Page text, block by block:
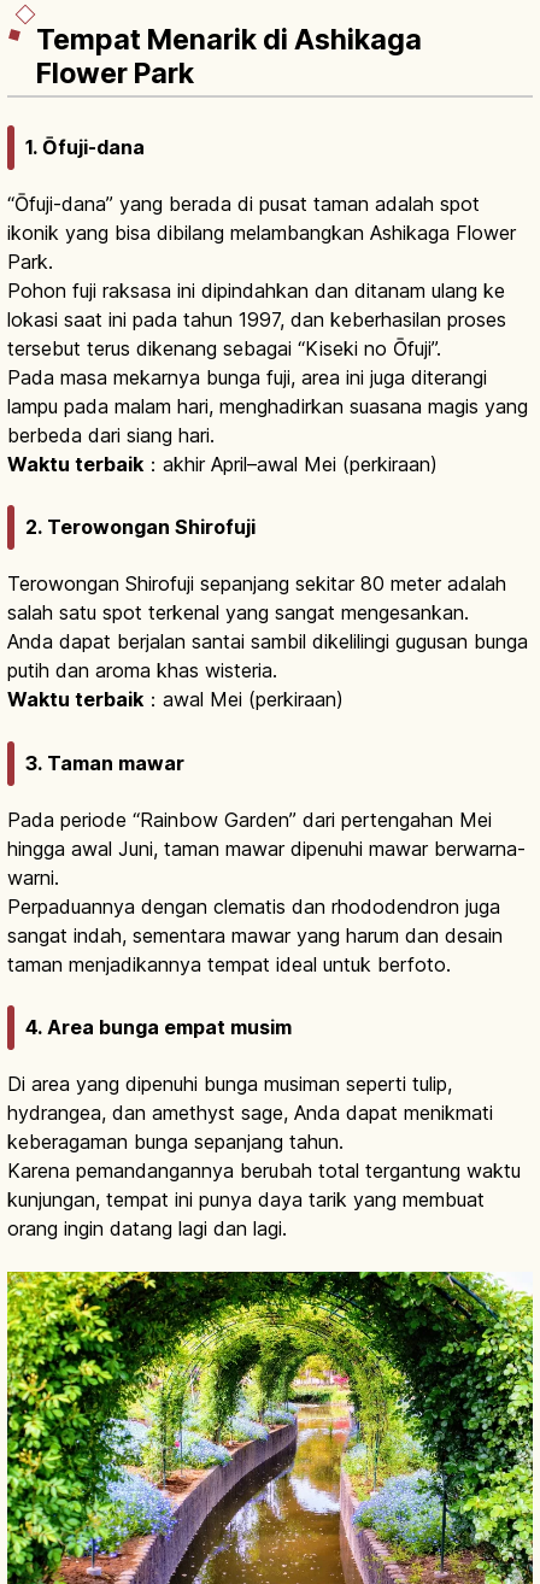
Tempat Menarik di Ashikaga
Flower Park
1. Ōfuji-dana
“Ōfuji-dana” yang berada di pusat taman adalah spot
ikonik yang bisa dibilang melambangkan Ashikaga Flower
Park.
Pohon fuji raksasa ini dipindahkan dan ditanam ulang ke
lokasi saat ini pada tahun 1997, dan keberhasilan proses
tersebut terus dikenang sebagai “Kiseki no Ōfuji”.
Pada masa mekarnya bunga fuji, area ini juga diterangi
lampu pada malam hari, menghadirkan suasana magis yang
berbeda dari siang hari.
Waktu terbaik ：akhir April–awal Mei (perkiraan)
2. Terowongan Shirofuji
Terowongan Shirofuji sepanjang sekitar 80 meter adalah
salah satu spot terkenal yang sangat mengesankan.
Anda dapat berjalan santai sambil dikelilingi gugusan bunga
putih dan aroma khas wisteria.
Waktu terbaik ：awal Mei (perkiraan)
3. Taman mawar
Pada periode “Rainbow Garden” dari pertengahan Mei
hingga awal Juni, taman mawar dipenuhi mawar berwarna-
warni.
Perpaduannya dengan clematis dan rhododendron juga
sangat indah, sementara mawar yang harum dan desain
taman menjadikannya tempat ideal untuk berfoto.
4. Area bunga empat musim
Di area yang dipenuhi bunga musiman seperti tulip,
hydrangea, dan amethyst sage, Anda dapat menikmati
keberagaman bunga sepanjang tahun.
Karena pemandangannya berubah total tergantung waktu
kunjungan, tempat ini punya daya tarik yang membuat
orang ingin datang lagi dan lagi.